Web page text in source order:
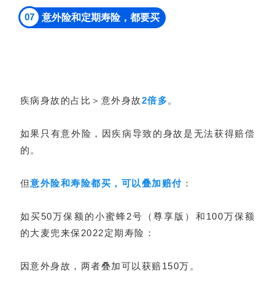
07 意外险和定期寿险，都要买
疾病身故的占比＞意外身故2倍多。
如果只有意外险，因疾病导致的身故是无法获得赔偿
的。
但意外险和寿险都买，可以叠加赔付 ：
如买50万保额的小蜜蜂2号（尊享版）和100万保额
的大麦兜来保2022定期寿险：
因意外身故，两者叠加可以获赔150万。